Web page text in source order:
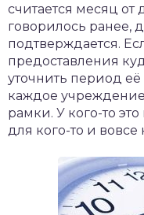
считается месяц от
говорилось ранее,
подтверждается.
предоставления
уточнить период её
каждое
рамки. У кого-то
для кого-то и